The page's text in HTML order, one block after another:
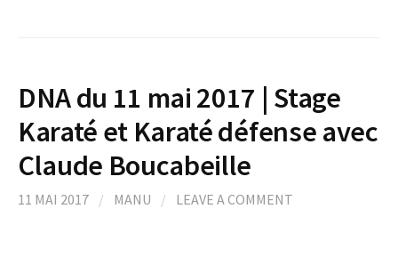
DNA du 11 mai 2017 | Stage
Karaté et Karaté défense avec
Claude Boucabeille
11 MAI 2017 / MANU / LEAVE A COMMENT